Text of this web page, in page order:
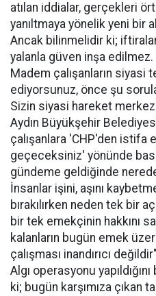
atılan iddialar, gerçekleri
yanıltmaya yönelik yeni bir
Ancak bilinmelidir ki;
yalanla güven inşa edilmez.
Madem çalışanların
ediyorsunuz, önce şu
Sizin siyasi hareket
Aydın Büyükşehir
çalışanlara 'CHP'den istifa
geçeceksiniz' yönünde
gündeme geldiğinde
İnsanlar işini, aşını
bırakılırken neden tek bir
bir tek emekçinin hakkını
kalanların bugün emek
çalışması inandırıcı
Algı operasyonu
ki; bugün karşımıza çıkan